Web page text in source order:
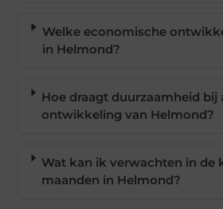
Welke economische
in Helmond?
Hoe draagt duurzaamheid bij
ontwikkeling van Helmond?
Wat kan ik verwachten in de
maanden in Helmond?